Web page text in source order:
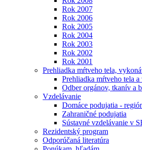
Rok 2007
Rok 2006
Rok 2005
Rok 2004
Rok 2003
Rok 2002
Rok 2001
Prehliadka mŕtveho tela,
Prehliadka mŕtveho tela
Odber orgánov, tkanív a
Vzdelávanie
Domáce podujatia -
Zahraničné podujatia
Sústavné vzdelávanie v
Rezidentský program
Odporúčaná literatúra